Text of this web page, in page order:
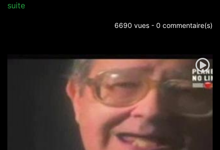
suite
6690 vues - 0 commentaire(s)